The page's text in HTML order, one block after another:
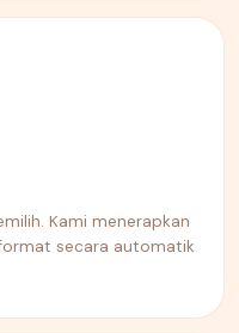
Kami menerapkan
secara automatik